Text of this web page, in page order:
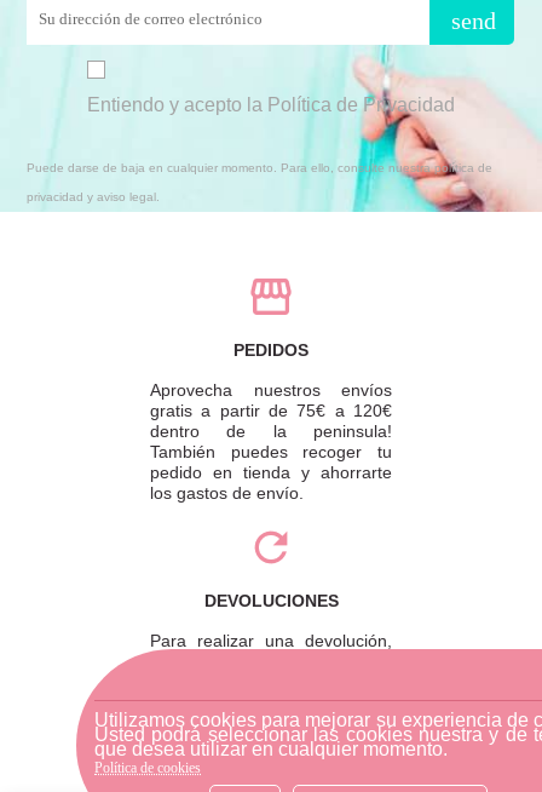
Utilizamos cookies para mejorar su experiencia de
Usted podrá seleccionar las cookies nuestra y de
que desea utilizar en cualquier momento.
Política de cookies
send
Entiendo y acepto la Política de Privacidad
Puede darse de baja en cualquier momento. Para ello, consulte nuestra política de
privacidad y aviso legal.
PEDIDOS
Aprovecha nuestros envíos
gratis a partir de 75€ a 120€
dentro de la peninsula!
También puedes recoger tu
pedido en tienda y ahorrarte
los gastos de envío.
DEVOLUCIONES
Para realizar una devolución,
mensajería o diríjase a la
tienda física más cercana.